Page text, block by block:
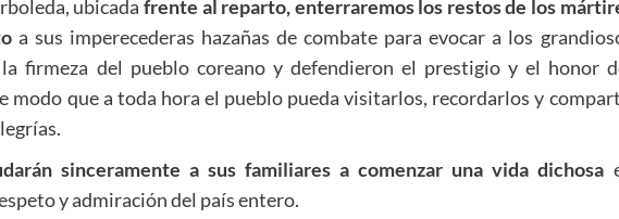
ubicadafrente al reparto, enterraremos los restos de los
a sus imperecederas hazañas de combate para evocar a los
firmeza del pueblo coreano y defendieron el prestigio y el honor
modo que a toda hora el pueblo pueda visitarlos, recordarlos y
sinceramente a sus familiares a comenzar una vida dichosa
y admiración del país entero.